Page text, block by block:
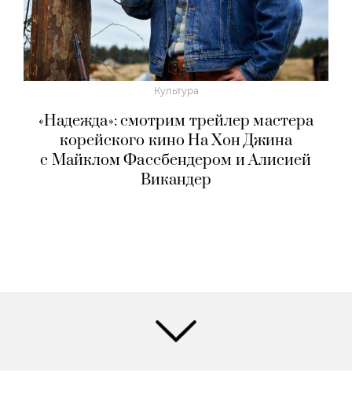
Культура
«Надежда»: смотрим трейлер мастера
корейского кино На Хон Джина
с Майклом Фассбендером и Алисией
Викандер